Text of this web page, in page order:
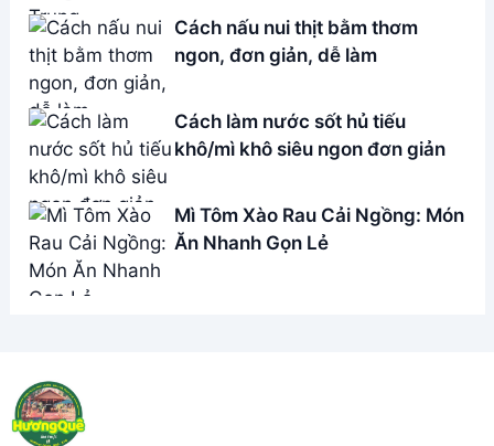
Cách nấu nui thịt bằm thơm
ngon, đơn giản, dễ làm
Cách làm nước sốt hủ tiếu
khô/mì khô siêu ngon đơn giản
Mì Tôm Xào Rau Cải Ngồng: Món
Ăn Nhanh Gọn Lẻ